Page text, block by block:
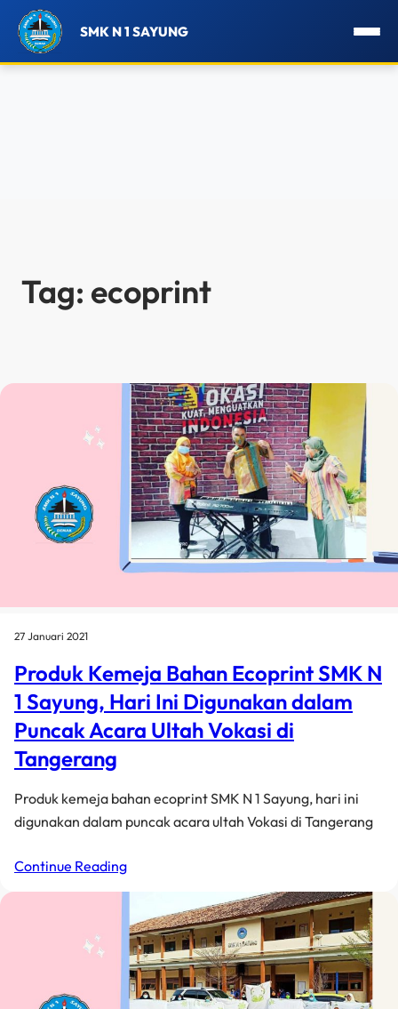
SMK N 1 SAYUNG
Tag: ecoprint
27 Januari 2021
Produk Kemeja Bahan Ecoprint SMK N
1 Sayung, Hari Ini Digunakan dalam
Puncak Acara Ultah Vokasi di
Tangerang
Produk kemeja bahan ecoprint SMK N 1 Sayung, hari ini
digunakan dalam puncak acara ultah Vokasi di Tangerang
Continue Reading